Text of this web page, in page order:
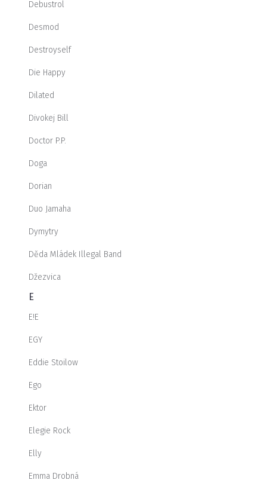
Debustrol
Desmod
Destroyself
Die Happy
Dilated
Divokej Bill
Doctor P.P.
Doga
Dorian
Duo Jamaha
Dymytry
Děda Mládek Illegal Band
Džezvica
E
E!E
EGY
Eddie Stoilow
Ego
Ektor
Elegie Rock
Elly
Emma Drobná